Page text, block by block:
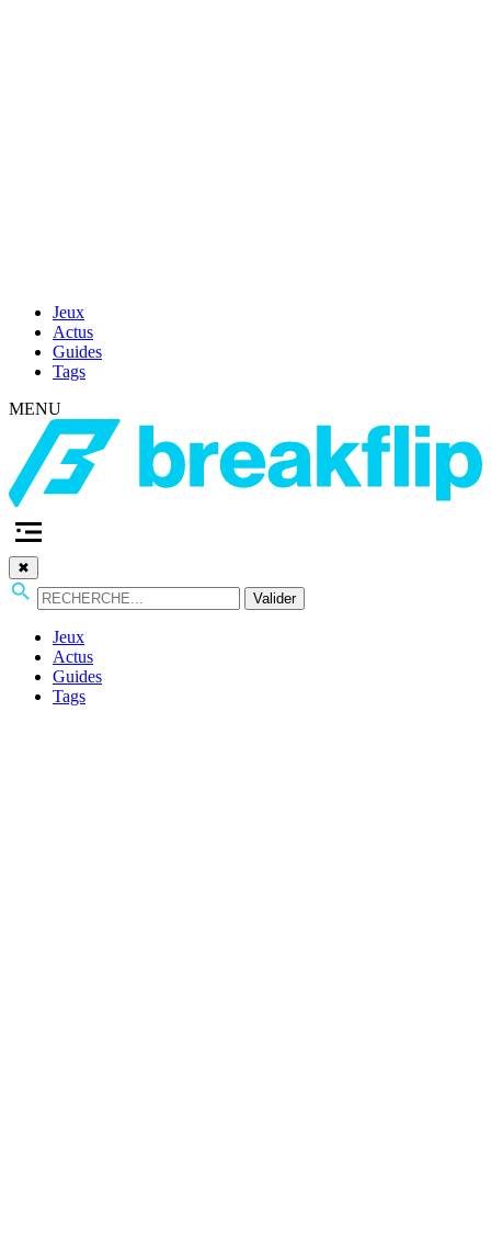
Jeux
Actus
Guides
Tags
MENU
✖
Valider
Jeux
Actus
Guides
Tags